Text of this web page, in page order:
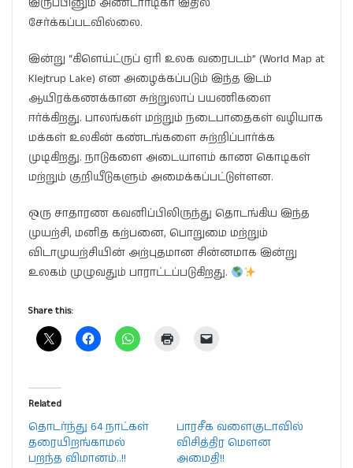
இருப்பினும் அண்டார்டிகா இதில்
சேர்க்கப்படவில்லை.
இன்று “கிளெய்ட்ருப் ஏரி உலக வரைபடம்” (World Map at
Klejtrup Lake) என அழைக்கப்படும் இந்த இடம்
ஆயிரக்கணக்கான சுற்றுலாப் பயணிகளை
ஈர்க்கிறது. பாலங்கள் மற்றும் நடைபாதைகள் வழியாக
மக்கள் உலகின் கண்டங்களை சுற்றிப்பார்க்க
முடிகிறது. நாடுகளை அடையாளம் காண கொடிகள்
மற்றும் குறியீடுகளும் அமைக்கப்பட்டுள்ளன.
ஒரு சாதாரண கவனிப்பிலிருந்து தொடங்கிய இந்த
முயற்சி, மனித கற்பனை, பொறுமை மற்றும்
விடாமுயற்சியின் அற்புதமான சின்னமாக இன்று
உலகம் முழுவதும் பாராட்டப்படுகிறது.
Share this:
Related
தொடர்ந்து 64 நாட்கள்
தரையிறங்காமல்
பறந்த விமானம்..!!
பாரசீக வளைகுடாவில்
விசித்திர மெளன
அமைதி!!